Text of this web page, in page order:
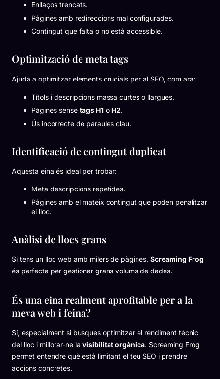
Enllaços trencats.
Pàgines amb redireccions mal configurades.
Contingut que falta o no està accessible.
Optimització de meta tags
Ajuda a optimitzar elements crucials per al SEO, com ara:
Títols i descripcions massa curtes o llargues.
Pàgines sense tags H1 o H2.
Ús incorrecte de paraules clau.
Identificació de contingut duplicat
Aquesta eina és ideal per trobar:
Meta descripcions repetides.
Pàgines amb el mateix contingut que poden penalitzar
el lloc.
Anàlisi de llocs grans
Si tens un lloc web amb milers de pàgines, Screaming Frog
és perfecta per gestionar grans volums de dades.
És una eina realment aprofitable per a la
meva web i feina?
Sí, especialment si busques optimitzar el rendiment tècnic
del lloc i millorar-ne la visibilitat orgànica. Screaming Frog
permet entendre què està limitant el teu SEO i prendre
accions concretes.